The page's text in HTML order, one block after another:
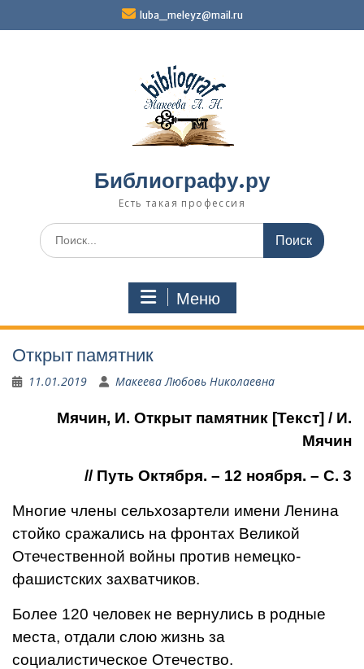
luba_meleyz@mail.ru
Библиографу.ру
Есть такая профессия
Поиск
по:
Меню
Открыт памятник
11.01.2019 Макеева Любовь Николаевна
Мячин, И. Открыт памятник [Текст] / И.
Мячин
// Путь Октября. – 12 ноября. – С. 3
Многие члены сельхозартели имени Ленина
стойко сражались на фронтах Великой
Отечественной войны против немецко-
фашистских захватчиков.
Более 120 человек не вернулись в родные
места, отдали слою жизнь за
социалистическое Отечество.